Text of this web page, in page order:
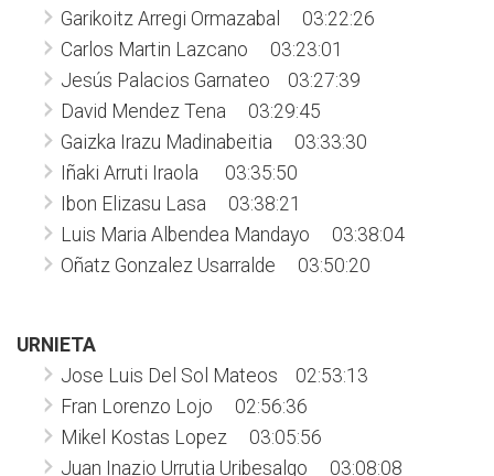
Garikoitz Arregi Ormazabal 03:22:26
Carlos Martin Lazcano 03:23:01
Jesús Palacios Garnateo 03:27:39
David Mendez Tena 03:29:45
Gaizka Irazu Madinabeitia 03:33:30
Iñaki Arruti Iraola 03:35:50
Ibon Elizasu Lasa 03:38:21
Luis Maria Albendea Mandayo 03:38:04
Oñatz Gonzalez Usarralde 03:50:20
URNIETA
Jose Luis Del Sol Mateos 02:53:13
Fran Lorenzo Lojo 02:56:36
Mikel Kostas Lopez 03:05:56
Juan Inazio Urrutia Uribesalgo 03:08:08